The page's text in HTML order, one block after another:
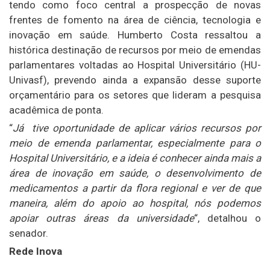
tendo como foco central a prospecção de novas
frentes de fomento na área de ciência, tecnologia e
inovação em saúde. Humberto Costa ressaltou a
histórica destinação de recursos por meio de emendas
parlamentares voltadas ao Hospital Universitário (HU-
Univasf), prevendo ainda a expansão desse suporte
orçamentário para os setores que lideram a pesquisa
acadêmica de ponta.
“Já tive oportunidade de aplicar vários recursos por
meio de emenda parlamentar, especialmente para o
Hospital Universitário, e a ideia é conhecer ainda mais a
área de inovação em saúde, o desenvolvimento de
medicamentos a partir da flora regional e ver de que
maneira, além do apoio ao hospital, nós podemos
apoiar outras áreas da universidade“, detalhou o
senador.
Rede Inova